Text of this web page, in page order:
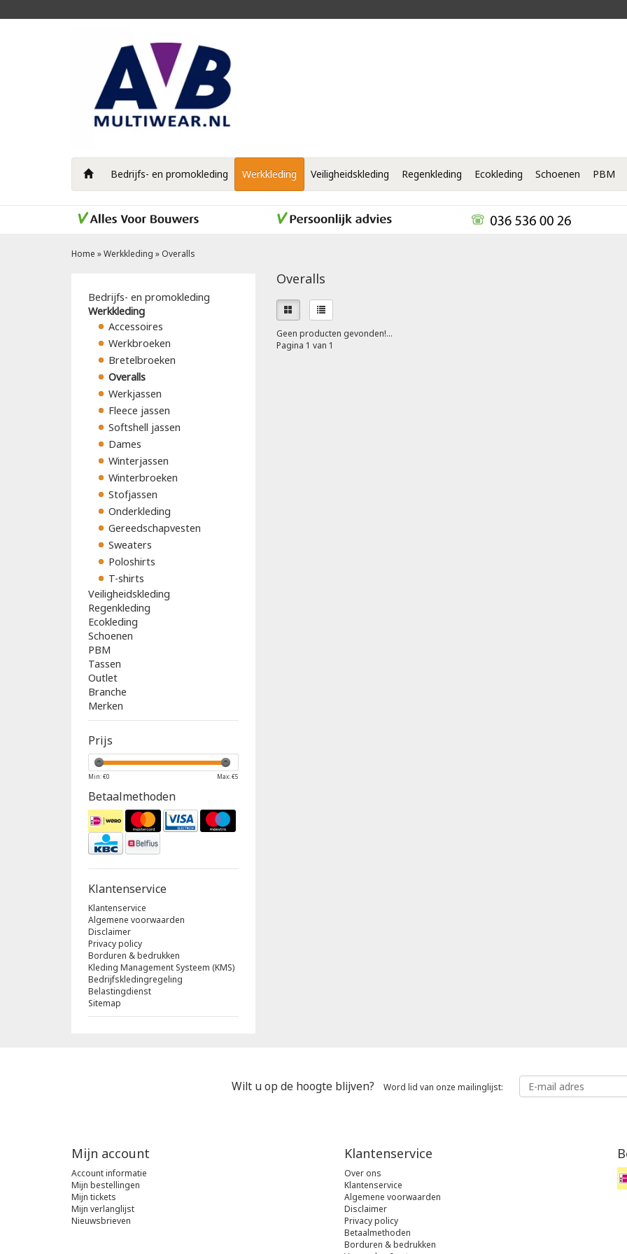
Bedrijfs- en promokleding Werkkleding Veiligheidskleding Regenkleding Ecokleding Schoenen PBM
Home »Werkkleding » Overalls
Bedrijfs- en promokleding
Werkkleding
Accessoires
Werkbroeken
Bretelbroeken
Overalls
Werkjassen
Fleece jassen
Softshell jassen
Dames
Winterjassen
Winterbroeken
Stofjassen
Onderkleding
Gereedschapvesten
Sweaters
Poloshirts
T-shirts
Veiligheidskleding
Regenkleding
Ecokleding
Schoenen
PBM
Tassen
Outlet
Branche
Merken
Prijs
Min: €0 Max: €5
Betaalmethoden
Klantenservice
Klantenservice
Algemene voorwaarden
Disclaimer
Privacy policy
Borduren & bedrukken
Kleding Management Systeem (KMS)
Bedrijfskledingregeling
Belastingdienst
Sitemap
Overalls
Geen producten gevonden!...
Pagina 1 van 1
Wilt u op de hoogte blijven? Word lid van onze mailinglijst:
Mijn account
Account informatie
Mijn bestellingen
Mijn tickets
Mijn verlanglijst
Nieuwsbrieven
Klantenservice
Over ons
Klantenservice
Algemene voorwaarden
Disclaimer
Privacy policy
Betaalmethoden
Borduren & bedrukken